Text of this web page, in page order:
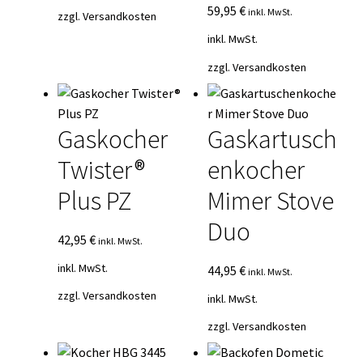
zzgl. Versandkosten 59,95€ inkl. MwSt.
inkl. MwSt.
zzgl.Versandkosten
Gaskocher
Twister®
Plus PZ
42,95 € inkl. MwSt.
inkl. MwSt.
zzgl. Versandkosten
Gaskartusch
enkocher
Mimer Stove
Duo
44,95€ inkl. MwSt.
inkl. MwSt.
zzgl.Versandkosten